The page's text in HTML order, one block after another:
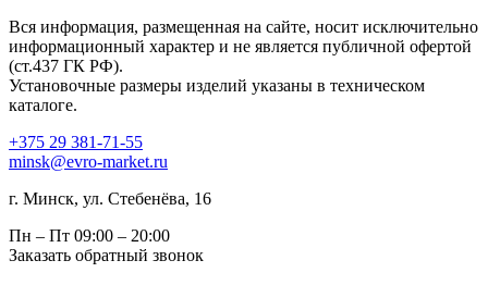
Вся информация, размещенная на сайте, носит исключительно
информационный характер и не является публичной офертой
(ст.437 ГК РФ).
Установочные размеры изделий указаны в техническом
каталоге.
+375 29 381-71-55
minsk@evro-market.ru
г. Минск, ул. Стебенёва, 16
Пн – Пт 09:00 – 20:00
Заказать обратный звонок